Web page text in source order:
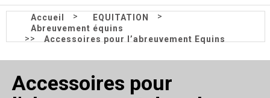
Accueil > EQUITATION
>
Abreuvement équins
>>
Accessoires pour l’abreuvement Equins
Accessoires pour